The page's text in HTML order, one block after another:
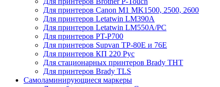
Для принтеров Canon M1 MK1500, 2500, 2600
Для принтеров Letatwin LM390A
Для принтеров Letatwin LM550A/PC
Для принтеров PT-P700
Для принтеров Supvan TP-80E и 76E
Для принтеров КП 220 Рус
Для стационарных принтеров Brady THT
Для принтеров Brady TLS
Самоламинирующиеся маркеры